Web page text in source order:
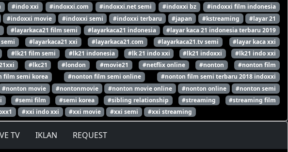
#indo xxi #indoxxi.com #indoxxi.net semi #indoxxi bz
#indoxxi film indonesia
#indoxxi movie #indoxxi semi #indoxxi terbaru #japan #kstreaming
#layar 21
#layarkaca21 film semi #layarkaca21 indonesia
#layar kaca 21 indonesia terbaru 2019
#layarkaca21 xxi #layarkaca21.com #layarkaca21.tv semi
#layar kaca xxi
#lk21 film semi #lk21 indonesia #lk 21 indo xxi #lk21 indoxxi
#lk21 indo xxi
#lkc21 #london #movie21 #netflix online #nonton
#nonton film
film semi korea #nonton film semi online
#nonton film semi terbaru 2018 indoxxi
#nonton movie #nontonmovie #nonton movie online #nonton online
#nonton semi
#semi film #semi korea #sibling relationship #streaming
#streaming film
#xxi indo xxi #xxi movie #xxi semi #xxi streaming
TV IKLAN REQUEST